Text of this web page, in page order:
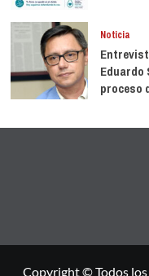
Noticia
Eduardo
proceso
Copyright © Todos